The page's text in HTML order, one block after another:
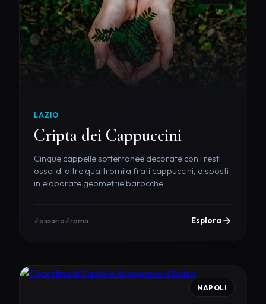
LAZIO
Cripta dei Cappuccini
Cinque cappelle sotterranee decorate con i resti
ossei di oltre quattromila frati cappuccini, disposti
in elaborate geometrie barocche.
#ossario#roma Esplora
NAPOLI